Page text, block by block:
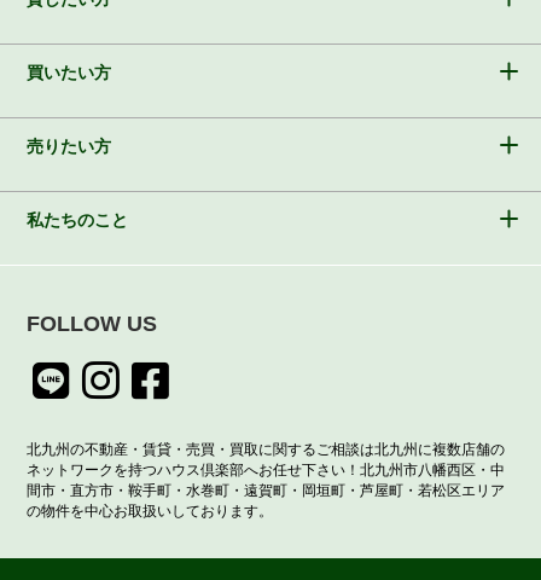
買いたい方
売りたい方
私たちのこと
FOLLOW US
北九州の不動産・賃貸・売買・買取に関するご相談は北九州に複数店舗の
ネットワークを持つハウス倶楽部へお任せ下さい！北九州市八幡西区・中
間市・直方市・鞍手町・水巻町・遠賀町・岡垣町・芦屋町・若松区エリア
の物件を中心お取扱いしております。